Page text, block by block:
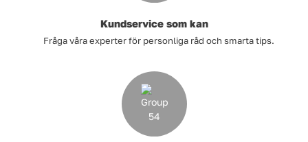
Kundservice som kan
Fråga våra experter för personliga råd och smarta tips.